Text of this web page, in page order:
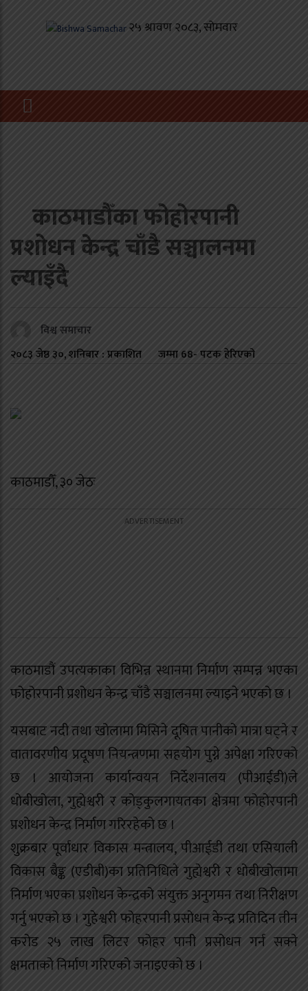
काठमाडौँका फोहोरपानी
प्रशोधन केन्द्र चाँडै सञ्चालनमा
ल्याइँदै
विश्व समाचार
२०८३ जेष्ठ ३०, शनिबार : प्रकाशित
जम्मा68- पटक हेरिएको
काठमाडौँ, ३० जेठः
काठमाडौं उपत्यकाका विभिन्न स्थानमा निर्माण सम्पन्न भएका
फोहोरपानी प्रशोधन केन्द्र चाँडै सञ्चालनमा ल्याइने भएको छ ।
यसबाट नदी तथा खोलामा मिसिने दूषित पानीको मात्रा घट्ने र
वातावरणीय प्रदूषण नियन्त्रणमा सहयोग पुग्ने अपेक्षा गरिएको
छ । आयोजना कार्यान्वयन निर्देशनालय (पीआईडी)ले
धोबीखोला, गुह्येश्वरी र कोड्कुलगायतका क्षेत्रमा फोहोरपानी
प्रशोधन केन्द्र निर्माण गरिरहेको छ ।
शुक्रबार पूर्वाधार विकास मन्त्रालय, पीआईडी तथा एसियाली
विकास बैङ्क (एडीबी)का प्रतिनिधिले गुह्येश्वरी र धोबीखोलामा
निर्माण भएका प्रशोधन केन्द्रको संयुक्त अनुगमन तथा निरीक्षण
गर्नु भएको छ । गुहेश्वरी फोहरपानी प्रसोधन केन्द्र प्रतिदिन तीन
करोड २५ लाख लिटर फोहर पानी प्रसोधन गर्न सक्ने
क्षमताको निर्माण गरिएको जनाइएको छ ।